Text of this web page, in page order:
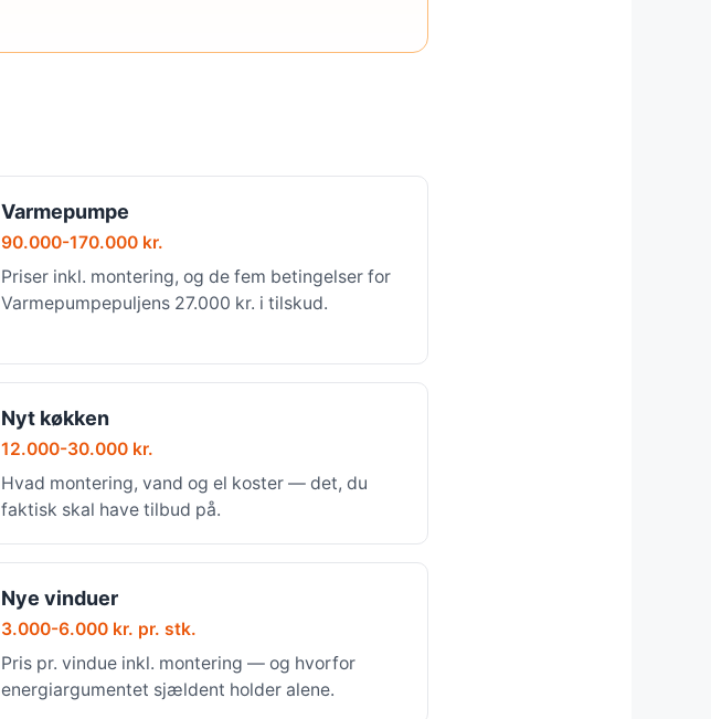
Varmepumpe
90.000-170.000 kr.
Priser inkl. montering, og de fem betingelser for
Varmepumpepuljens 27.000 kr. i tilskud.
Nyt køkken
12.000-30.000 kr.
Hvad montering, vand og el koster — det, du
faktisk skal have tilbud på.
Nye vinduer
3.000-6.000 kr. pr. stk.
Pris pr. vindue inkl. montering — og hvorfor
energiargumentet sjældent holder alene.